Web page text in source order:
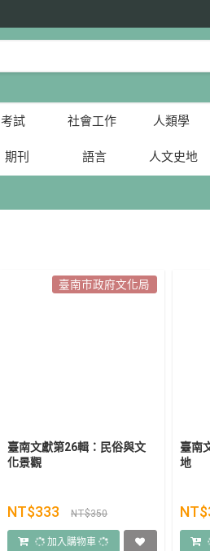
考試 社會工作 人類學
期刊 語言 人文史地
臺南市政府文化局
臺南文獻第26輯：民俗與文
化景觀
NT$333 NT$350
加入購物車
臺南
地